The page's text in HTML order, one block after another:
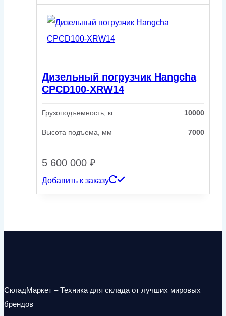
Дизельный погрузчик Hangcha
CPCD100-XRW14
Грузоподъемность, кг 10000
Высота подъема, мм 7000
5 600 000 ₽
Добавить к заказу
СкладМаркет – Техника для склада от лучших мировых
брендов